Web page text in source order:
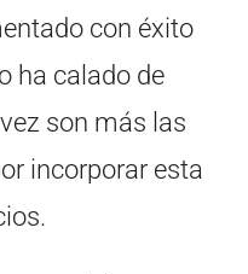
con éxito
ha calado de
son más las
incorporar esta